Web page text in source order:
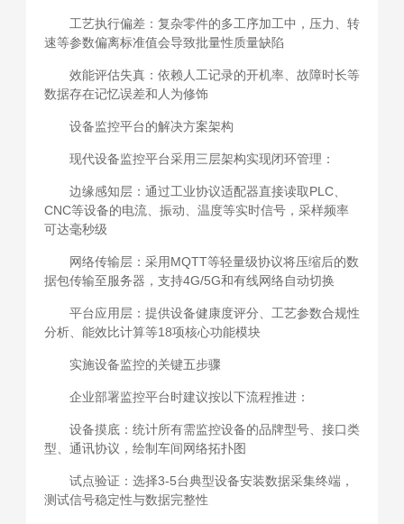
工艺执行偏差：复杂零件的多工序加工中，压力、转
速等参数偏离标准值会导致批量性质量缺陷
效能评估失真：依赖人工记录的开机率、故障时长等
数据存在记忆误差和人为修饰
设备监控平台的解决方案架构
现代设备监控平台采用三层架构实现闭环管理：
边缘感知层：通过工业协议适配器直接读取PLC、
CNC等设备的电流、振动、温度等实时信号，采样频率
可达毫秒级
网络传输层：采用MQTT等轻量级协议将压缩后的数
据包传输至服务器，支持4G/5G和有线网络自动切换
平台应用层：提供设备健康度评分、工艺参数合规性
分析、能效比计算等18项核心功能模块
实施设备监控的关键五步骤
企业部署监控平台时建议按以下流程推进：
设备摸底：统计所有需监控设备的品牌型号、接口类
型、通讯协议，绘制车间网络拓扑图
试点验证：选择3-5台典型设备安装数据采集终端，
测试信号稳定性与数据完整性